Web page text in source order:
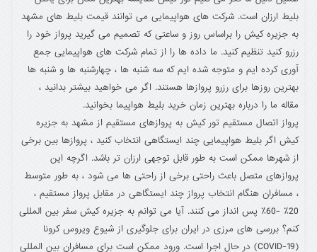
بلیط ارزان است. شرکت های هواپیمایی می توانند قیمت بلیط های مشهد
به جزیره کیش را براساس روز و ساعتی که تصمیم می گیرید پرواز خود را
رزرو کنید تنظیم کنید. ما داده ها را از تمام شرکت های هواپیمایی جمع
آوری کرده ایم و متوجه شده ایم که سه شنبه ها ، چهارشنبه ها و شنبه ها
بهترین روزها برای رزرو پروازها هستند. اگر می خواهید بیشتر بدانید ،
مقاله ما را درباره بهترین زمان خرید بلیط هواپیما بخوانید.
پرواز اتصال مستقیم تور کیش به پروازهای مستقیم از مشهد به جزیره
کیش اگر بلیط هواپیمایی چند ایستگاهی انتخاب کنید ، پروازها بین برخی
از شهرها ممکن است به طور قابل توجهی ارزان تر باشد. اگرچه این
پروازهای متصل باعث راحتی برخی از راحتی ها می شود ، به طور متوسط
، مسافران هنگام انتخاب پرواز چند ایستگاهی در مقابل پرواز مستقیم ،
20٪ -60٪ پس انداز می کنند. آیا می توانم به جزیره کیش سفر بین المللی
کنم؟ بررسی های مرزی در ایران برای جلوگیری از شیوع ویروس کرونا
(COVID-19) در حال اجرا است. ورود ممکن است برای مسافران بین المللی